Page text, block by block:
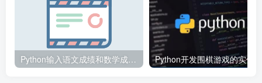
Python输入语文成绩和数学成绩并计算总成绩和平均成绩案例代码